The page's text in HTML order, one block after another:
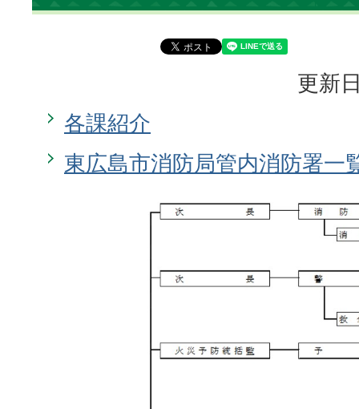
更新
各課紹介
東広島市消防局管内消防署一